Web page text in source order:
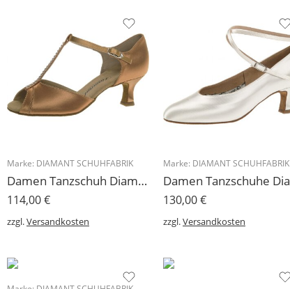
Marke: DIAMANT SCHUHFABRIK
Damen Tanzschuh Diamant Modell 18 Restpaare
114,00€
zzgl.Versandkosten
Marke: DIAMANT SCHUHFABRIK
130,00€
zzgl.Versandkosten